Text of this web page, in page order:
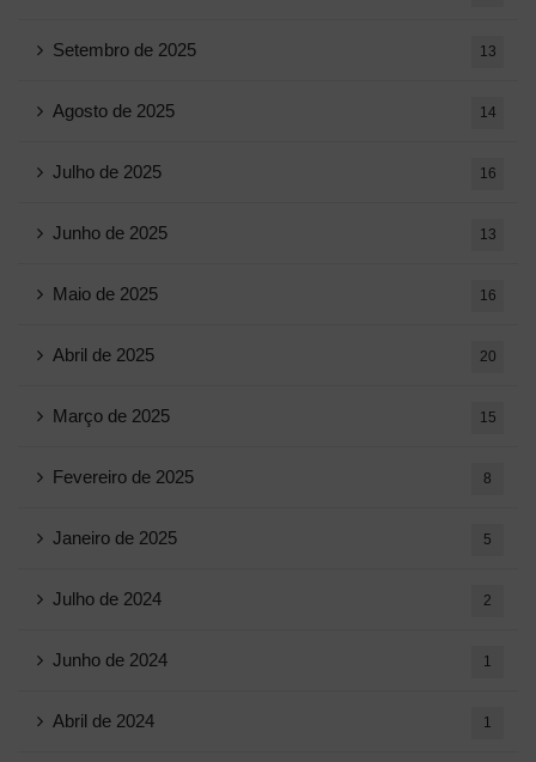
Setembro de 2025 13
Agosto de 2025 14
Julho de 2025 16
Junho de 2025 13
Maio de 2025 16
Abril de 2025 20
Março de 2025 15
Fevereiro de 2025 8
Janeiro de 2025 5
Julho de 2024 2
Junho de 2024 1
Abril de 2024 1